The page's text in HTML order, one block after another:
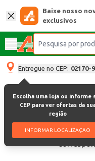
Baixe nosso
exclusivos
Entregue no CEP: 02170-
Escolha uma loja ou informe
CEP para ver ofertas da
região
INFORMAR LOCALIZAÇÃO
oops, não